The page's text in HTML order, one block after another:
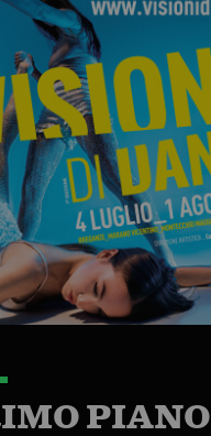
PIANO